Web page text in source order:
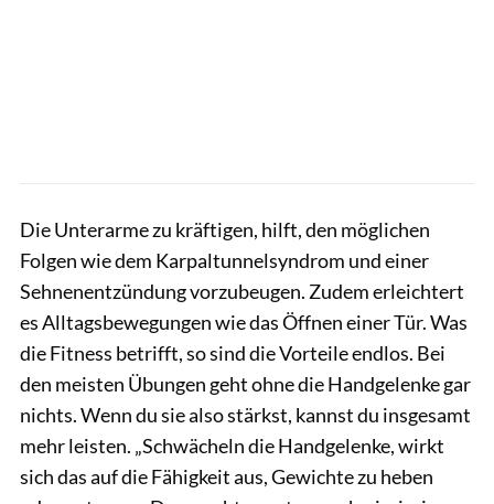
Die Unterarme zu kräftigen, hilft, den möglichen
Folgen wie dem Karpaltunnelsyndrom und einer
Sehnenentzündung vorzubeugen. Zudem erleichtert
es Alltagsbewegungen wie das Öffnen einer Tür. Was
die Fitness betrifft, so sind die Vorteile endlos. Bei
den meisten Übungen geht ohne die Handgelenke gar
nichts. Wenn du sie also stärkst, kannst du insgesamt
mehr leisten. „Schwächeln die Handgelenke, wirkt
sich das auf die Fähigkeit aus, Gewichte zu heben